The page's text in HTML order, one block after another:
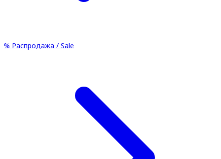
% Распродажа / Sale